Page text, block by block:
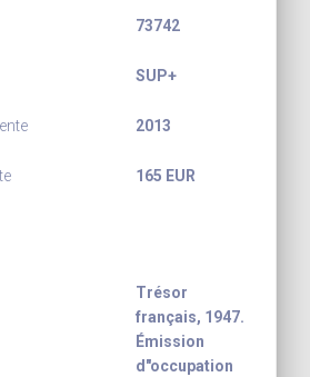
73742
SUP+
2013
165 EUR
Trésor
français, 1947.
Émission
d"occupation